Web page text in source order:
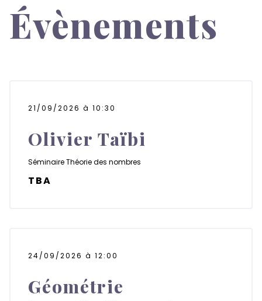
Évènements
21/09/2026 à 10:30
Olivier Taïbi
SéminaireThéorie des nombres
TBA
24/09/2026 à 12:00
Géométrie